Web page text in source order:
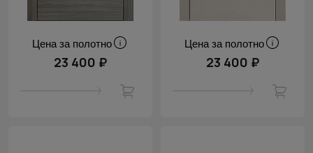
Цена за полотно
23 400 ₽
Цена за полотно
23 400 ₽